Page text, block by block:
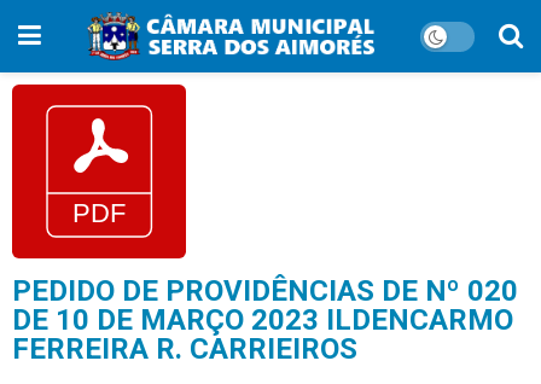
PEDIDO DE PROVIDÊNCIAS DE Nº 020
DE 10 DE MARÇO 2023 ILDENCARMO
FERREIRA R. CARRIEIROS